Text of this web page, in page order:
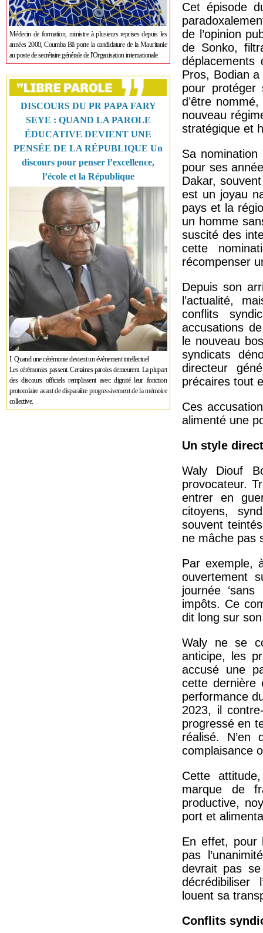
Médecin de formation, ministre à plusieurs reprises depuis les
années 2000, Coumba Bâ porte la candidature de la Mauritanie
au poste de secrétaire générale de l'Organisation internationale
DISCOURS DU PR PAPA FARY
SEYE : QUAND LA PAROLE
ÉDUCATIVE DEVIENT UNE
PENSÉE DE LA RÉPUBLIQUE Un
discours pour penser l’excellence,
l’école et la République
I. Quand une cérémonie devient un événement intellectuel
Les cérémonies passent. Certaines paroles demeurent. La plupart
des discours officiels remplissent avec dignité leur fonction
protocolaire avant de disparaître progressivement de la mémoire
collective.
Cet épisode
de l’opinion
de Sonko,
déplacements
Pros, Bodian
pour protéger
d’être
nouveau
stratégique et
Sa
pour ses
Dakar,
est un joyau
pays et la
un homme
suscité des
cette
récompenser
Depuis son
l’actualité,
conflits
accusations
le nouveau
syndicats
directeur
précaires tout
Ces
alimenté une
Un style
Waly Diouf
provocateur.
entrer en
citoyens,
souvent
ne mâche pas
Par exemple,
ouvertement
journée
impôts. Ce
dit long sur
Waly ne se
anticipe, les
accusé une
cette dernière
performance
2023, il
progressé en
réalisé. N’en
complaisance
Cette
marque de
productive,
port et
En effet, pour
pas
devrait pas
décrédibiliser
louent sa
Conflits